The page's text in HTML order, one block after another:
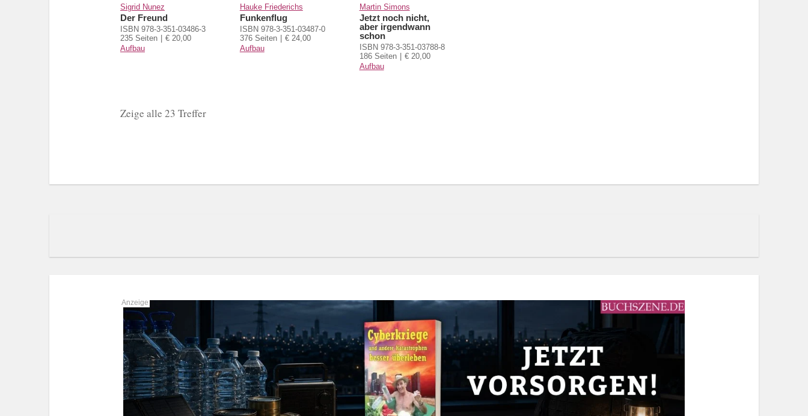
Sigrid Nunez
Der Freund
ISBN 978-3-351-03486-3
235 Seiten
€ 20,00
Aufbau
Hauke Friederichs
Funkenflug
ISBN 978-3-351-03487-0
376 Seiten
€ 24,00
Aufbau
Martin Simons
Jetzt noch nicht,
aber irgendwann
schon
ISBN 978-3-351-03788-8
186 Seiten
€ 20,00
Aufbau
Zeige alle 23 Treffer